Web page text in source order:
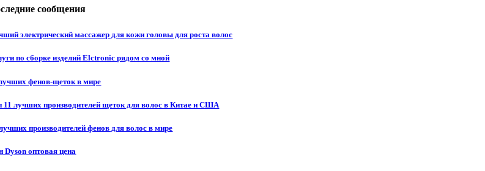
сообщения
электрический массажер для кожи головы для роста волос
по сборке изделий Elctronic рядом со мной
фенов-щеток в мире
11 лучших производителей щеток для волос в Китае и США
производителей фенов для волос в мире
Dyson оптовая цена